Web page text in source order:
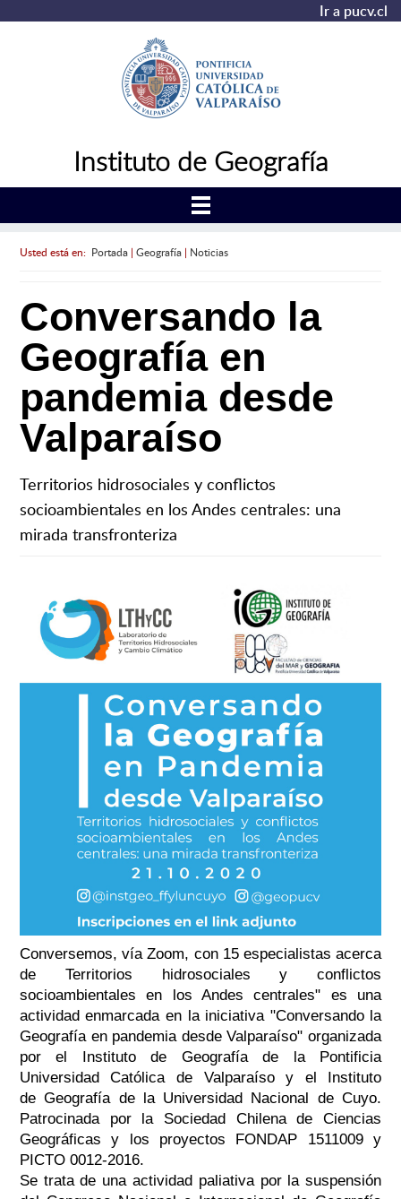
Ir a pucv.cl
Instituto de Geografía
Usted está en: Portada| Geografía| Noticias
Conversando la
Geografía en
pandemia desde
Valparaíso
Territorios hidrosociales y conflictos
socioambientales en los Andes centrales: una
mirada transfronteriza
Conversemos, vía Zoom, con 15 especialistas acerca
de Territorios hidrosociales y conflictos
socioambientales en los Andes centrales" es una
actividad enmarcada en la iniciativa "Conversando la
Geografía en pandemia desde Valparaíso" organizada
por el Instituto de Geografía de la Pontificia
Universidad Católica de Valparaíso y el Instituto
de Geografía de la Universidad Nacional de Cuyo.
Patrocinada por la Sociedad Chilena de Ciencias
Geográficas y los proyectos FONDAP 1511009 y
PICTO 0012-2016.
Se trata de una actividad paliativa por la suspensión